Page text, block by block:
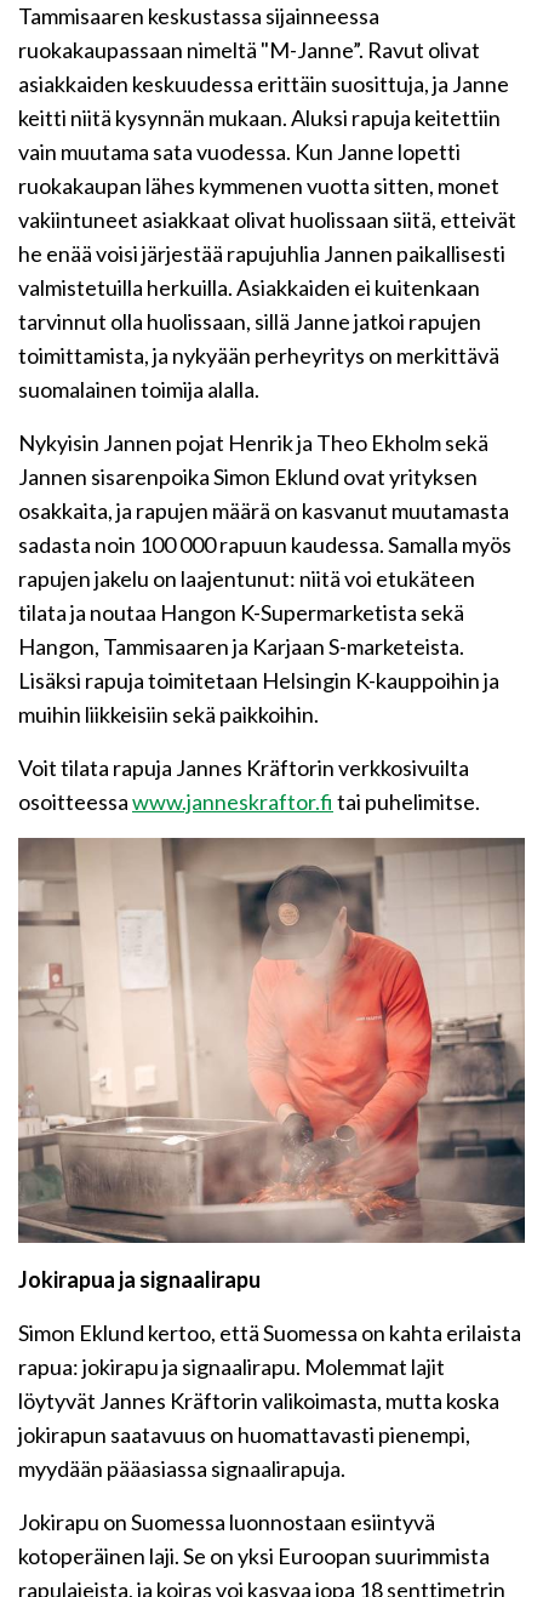
Tammisaaren keskustassa sijainneessa
ruokakaupassaan nimeltä "M-Janne”. Ravut olivat
asiakkaiden keskuudessa erittäin suosittuja, ja Janne
keitti niitä kysynnän mukaan. Aluksi rapuja keitettiin
vain muutama sata vuodessa. Kun Janne lopetti
ruokakaupan lähes kymmenen vuotta sitten, monet
vakiintuneet asiakkaat olivat huolissaan siitä, etteivät
he enää voisi järjestää rapujuhlia Jannen paikallisesti
valmistetuilla herkuilla. Asiakkaiden ei kuitenkaan
tarvinnut olla huolissaan, sillä Janne jatkoi rapujen
toimittamista, ja nykyään perheyritys on merkittävä
suomalainen toimija alalla.
Nykyisin Jannen pojat Henrik ja Theo Ekholm sekä
Jannen sisarenpoika Simon Eklund ovat yrityksen
osakkaita, ja rapujen määrä on kasvanut muutamasta
sadasta noin 100 000 rapuun kaudessa. Samalla myös
rapujen jakelu on laajentunut: niitä voi etukäteen
tilata ja noutaa Hangon K-Supermarketista sekä
Hangon, Tammisaaren ja Karjaan S-marketeista.
Lisäksi rapuja toimitetaan Helsingin K-kauppoihin ja
muihin liikkeisiin sekä paikkoihin.
Voit tilata rapuja Jannes Kräftorin verkkosivuilta
osoitteessawww.janneskraftor.fi tai puhelimitse.
Jokirapua ja signaalirapu
Simon Eklund kertoo, että Suomessa on kahta erilaista
rapua: jokirapu ja signaalirapu. Molemmat lajit
löytyvät Jannes Kräftorin valikoimasta, mutta koska
jokirapun saatavuus on huomattavasti pienempi,
myydään pääasiassa signaalirapuja.
Jokirapu on Suomessa luonnostaan esiintyvä
kotoperäinen laji. Se on yksi Euroopan suurimmista
rapulajeista, ja koiras voi kasvaa jopa 18 senttimetrin